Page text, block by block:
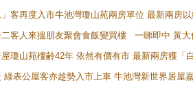
客再度入市牛池灣瓊山苑兩房單位 最新兩房
客人來搵朋友聚會食飯變買樓 一睇即中 黃大
瓊山苑樓齢42年 依然有價有市 最新兩房獲「
綠表公屋客亦趁勢入市上車 牛池灣新世界居屋